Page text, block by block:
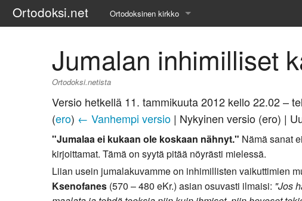
Ortodoksi.net Ortodoksinen kirkko
Liturgiset tekstit
Kirkkohistoria
Uskonoppi
Jumalan inhimilliset
Ortodoksi.netista
Versio hetkellä 11. tammikuuta 2012 kello 22.02 –
(ero) ← Vanhempi versio | Nykyinen versio (ero) |
"Jumalaa ei kukaan ole koskaan nähnyt." Nämä sanat
kirjoittamat. Tämä on syytä pitää nöyrästi mielessä.
Liian usein jumalakuvamme on inhimillisten vaikuttimien
Ksenofanes (570 – 480 eKr.) asian osuvasti ilmaisi: "Jos